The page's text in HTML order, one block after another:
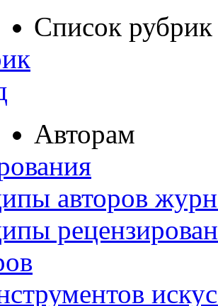
Список рубрик
Авторам
авторов